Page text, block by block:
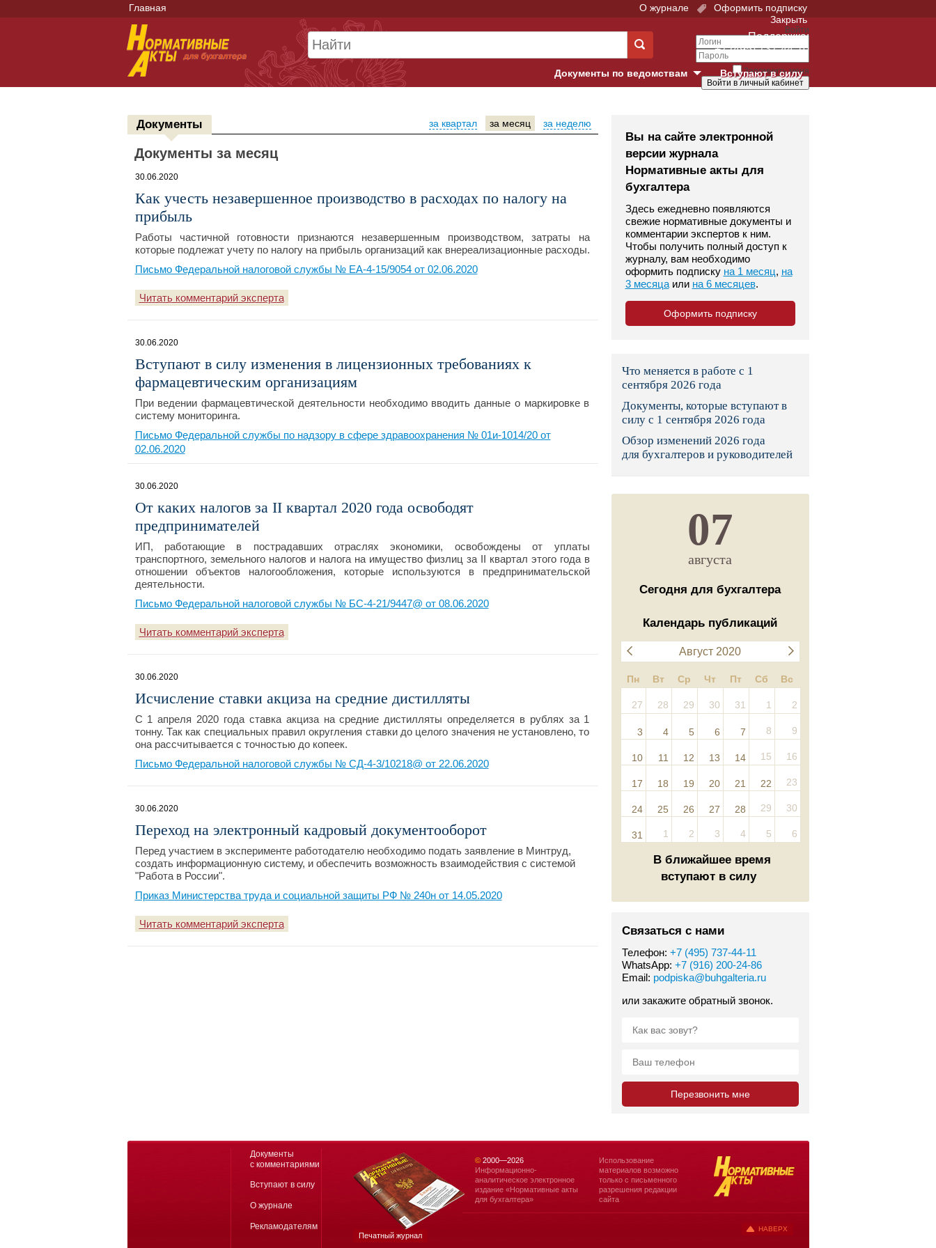
Главная О журнале
Оформить подписку
Закрыть
Войти
Запомнить меня
Поддержка:
+7 (495) 737-44-10
Вступают в силу
Документы по ведомствам
Банк России
Верховный Суд
Гострудинспекция в г. Москве
Конституционный Суд
Минтруд
Пенсионный фонд
Правительство
Социальный фонд России
Суд общей юрисдикции
Документы за неделю
за месяц
за квартал
Документы за месяц
30.06.2020
Как учесть незавершенное производство в расходах по налогу на
прибыль
Работы частичной готовности признаются незавершенным производством, затраты на
которые подлежат учету по налогу на прибыль организаций как внереализационные расходы.
Письмо Федеральной налоговой службы № ЕА-4-15/9054 от 02.06.2020
Читать комментарий эксперта
30.06.2020
Вступают в силу изменения в лицензионных требованиях к
фармацевтическим организациям
При ведении фармацевтической деятельности необходимо вводить данные о маркировке в
систему мониторинга.
Письмо Федеральной службы по надзору в сфере здравоохранения № 01и-1014/20 от
02.06.2020
30.06.2020
От каких налогов за II квартал 2020 года освободят
предпринимателей
ИП, работающие в пострадавших отраслях экономики, освобождены от уплаты
транспортного, земельного налогов и налога на имущество физлиц за II квартал этого года в
отношении объектов налогообложения, которые используются в предпринимательской
деятельности.
Письмо Федеральной налоговой службы № БС-4-21/9447@ от 08.06.2020
Читать комментарий эксперта
30.06.2020
Исчисление ставки акциза на средние дистилляты
С 1 апреля 2020 года ставка акциза на средние дистилляты определяется в рублях за 1
тонну. Так как специальных правил округления ставки до целого значения не установлено, то
она рассчитывается с точностью до копеек.
Письмо Федеральной налоговой службы № СД-4-3/10218@ от 22.06.2020
30.06.2020
Переход на электронный кадровый документооборот
Перед участием в эксперименте работодателю необходимо подать заявление в Минтруд,
создать информационную систему, и обеспечить возможность взаимодействия с системой
"Работа в России".
Приказ Министерства труда и социальной защиты РФ № 240н от 14.05.2020
Читать комментарий эксперта
Вы на сайте электронной
версии журнала
Нормативные акты для
бухгалтера
Здесь ежедневно появляются
свежие нормативные документы и
комментарии экспертов к ним.
Чтобы получить полный доступ к
журналу, вам необходимо
оформить подписку на 1 месяц, на
3 месяцаили на 6 месяцев.
Оформить подписку
Что меняется в работе с 1
сентября 2026 года
Документы, которые вступают в
силу с 1 сентября 2026 года
Обзор изменений 2026 года
для бухгалтеров и руководителей
07
августа
Сегодня для бухгалтера
Календарь публикаций
Август 2020
Пн Вт Ср Чт Пт Сб Вс
27 28 29 30 31 1 2
3 4 5 6 7 8 9
10 11 12 13 14 15 16
17 18 19 20 21 22 23
24 25 26 27 28 29 30
31 1 2 3 4 5 6
В ближайшее время
вступают в силу
Связаться с нами
Телефон: +7 (495) 737-44-11
WhatsApp: +7 (916) 200-24-86
Email: podpiska@buhgalteria.ru
или закажите обратный звонок.
Документы
с комментариями
Вступают в силу
О журнале
Рекламодателям
Печатный журнал
©2000—2026
Информационно-
аналитическое электронное
издание «Нормативные акты
для бухгалтера»
Использование
материалов возможно
только с письменного
разрешения редакции
сайта
НАВЕРХ